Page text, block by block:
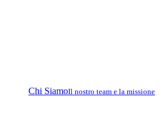
Chi SiamoIl nostro team e la missione